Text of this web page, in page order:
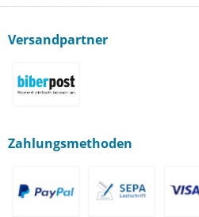
Versandpartner
Zahlungsmethoden